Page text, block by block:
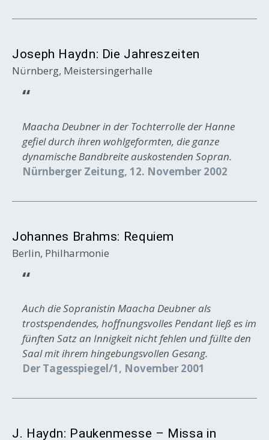
Joseph Haydn: Die Jahreszeiten
Nürnberg, Meistersingerhalle
Maacha Deubner in der Tochterrolle der Hanne
gefiel durch ihren wohlgeformten, die ganze
dynamische Bandbreite auskostenden Sopran.
Nürnberger Zeitung, 12. November 2002
Johannes Brahms: Requiem
Berlin, Philharmonie
Auch die Sopranistin Maacha Deubner als
trostspendendes, hoffnungsvolles Pendant ließ es im
fünften Satz an Innigkeit nicht fehlen und füllte den
Saal mit ihrem hingebungsvollen Gesang.
Der Tagesspiegel/1, November 2001
J. Haydn: Paukenmesse – Missa in